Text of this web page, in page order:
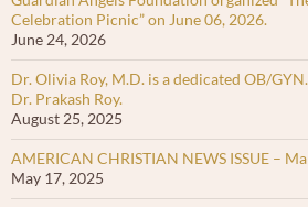
Celebration Picnic” on June 06, 2026.
June 24, 2026
Dr. Olivia Roy, M.D. is a dedicated OB/
Dr. Prakash Roy.
August 25, 2025
AMERICAN CHRISTIAN NEWS ISSUE –
May 17, 2025